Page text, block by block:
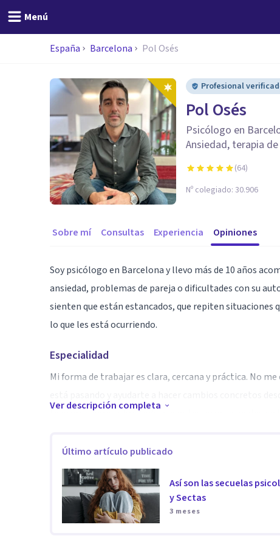
Menú
España Barcelona Pol Osés
Profesional
Pol Osés
Psicólogo en
Ansiedad, terapia
(64)
Nº colegiado: 30.906
Sobre mí Consultas Experiencia Opiniones
Soy psicólogo en Barcelona y llevo más de 10 años
ansiedad, problemas de pareja o dificultades con su
sienten que están estancados, que repiten situaciones
lo que les está ocurriendo.
Especialidad
Mi forma de trabajar es clara, cercana y práctica. No
te ocurre, pero sobre todo que notes avances reales en
Acompaño procesos relacionados con ansiedad,
conflictos de pareja y momentos de crisis. Muchas
necesitan ordenar lo que les pasa y empezar a tomar
Aptitudes
Ver descripción completa
Último artículo publicado
Así son las secuelas
y Sectas
3 meses